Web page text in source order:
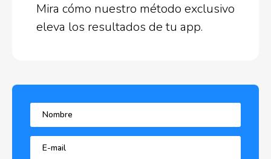
Mira cómo nuestro método exclusivo
eleva los resultados de tu app.